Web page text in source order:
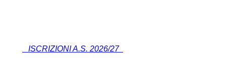
ISCRIZIONI A.S. 2026/27